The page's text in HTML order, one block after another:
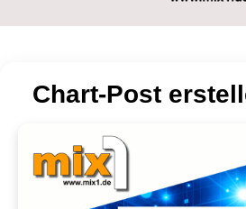
Chart-Post